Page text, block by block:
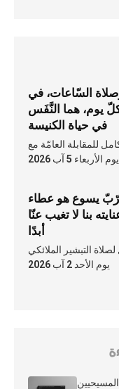
السّاعات، في
يوم، هما النَّفَس
في حياة الكنيسة
للمقابلة العامّة مع
5 آب 2026
يسوع هو عطاء
بنا لا تغيب عنّا
أبدًا
التبشير الملائكي
يوم الأحد 2 آب 2026